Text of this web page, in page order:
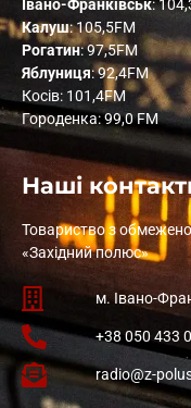
Івано-Франківськ:
Калуш: 105,5FM
Рогатин: 97,5FM
Яблуниця: 92,4FM
Косів: 101,4FM
Городенка: 99,0 FM
Наші
Товариство з
«Західний полюс»
м. Івано-
+38 050 433
radio@z-